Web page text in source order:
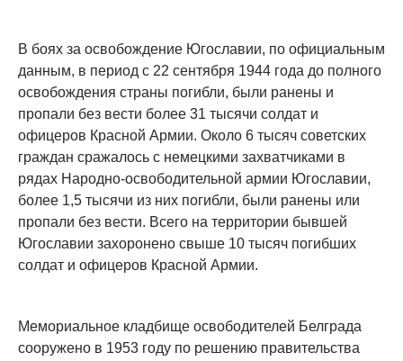
В боях за освобождение Югославии, по официальным
данным, в период с 22 сентября 1944 года до полного
освобождения страны погибли, были ранены и
пропали без вести более 31 тысячи солдат и
офицеров Красной Армии. Около 6 тысяч советских
граждан сражалось с немецкими захватчиками в
рядах Народно-освободительной армии Югославии,
более 1,5 тысячи из них погибли, были ранены или
пропали без вести. Всего на территории бывшей
Югославии захоронено свыше 10 тысяч погибших
солдат и офицеров Красной Армии.
Мемориальное кладбище освободителей Белграда
сооружено в 1953 году по решению правительства